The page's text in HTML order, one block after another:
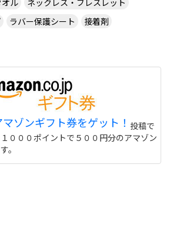
オル
ネックレス・ブレスレット
ラバー保護シート
接着剤
ゾンギフト券をゲット！ 投稿で
０００ポイントで５００円分のアマゾン
。